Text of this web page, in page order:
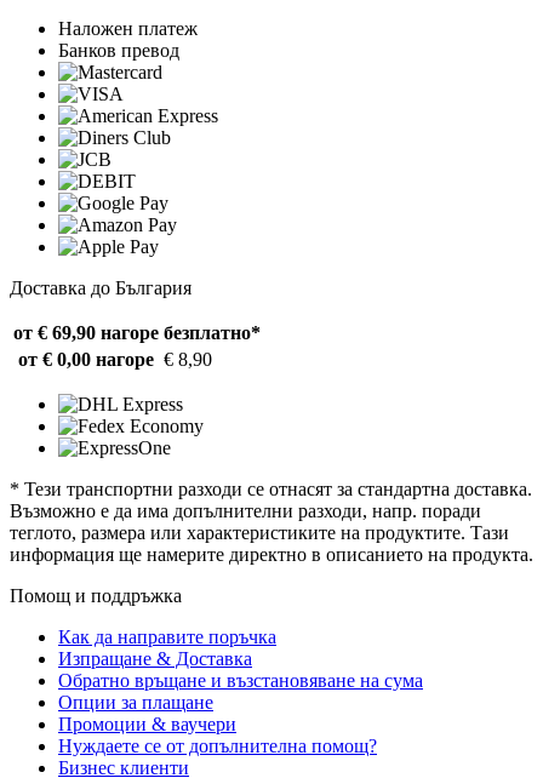
Наложен платеж
Банков превод
Доставка до България
от € 69,90 нагоре безплатно*
от € 0,00 нагоре € 8,90
* Тези транспортни разходи се отнасят за стандартна доставка.
Възможно е да има допълнителни разходи, напр. поради
теглото, размера или характеристиките на продуктите. Тази
информация ще намерите директно в описанието на продукта.
Помощ и поддръжка
Как да направите поръчка
Изпращане & Доставка
Обратно връщане и възстановяване на сума
Опции за плащане
Промоции & ваучери
Нуждаете се от допълнителна помощ?
Бизнес клиенти